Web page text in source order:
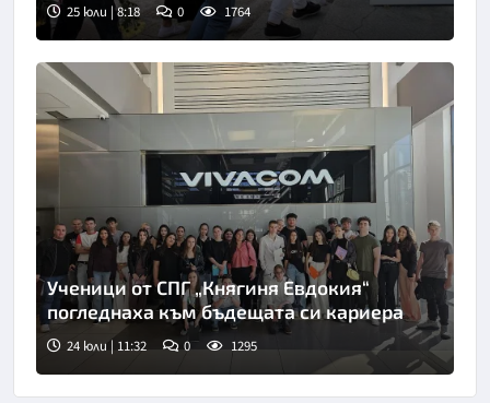
25 юли | 8:18 0 1764
Ученици от СПГ „Княгиня Евдокия“
погледнаха към бъдещата си кариера
24 юли | 11:32 0 1295